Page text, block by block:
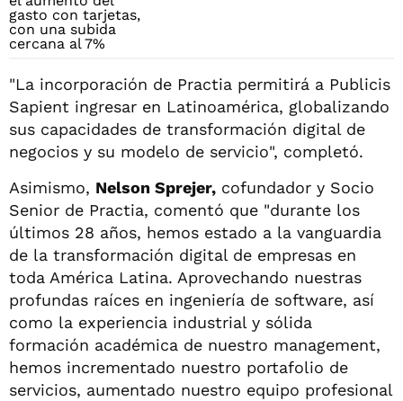
"La incorporación de Practia permitirá a Publicis
Sapient ingresar en Latinoamérica, globalizando
sus capacidades de transformación digital de
negocios y su modelo de servicio", completó.
Asimismo, Nelson Sprejer, cofundador y Socio
Senior de Practia, comentó que "durante los
últimos 28 años, hemos estado a la vanguardia
de la transformación digital de empresas en
toda América Latina. Aprovechando nuestras
profundas raíces en ingeniería de software, así
como la experiencia industrial y sólida
formación académica de nuestro management,
hemos incrementado nuestro portafolio de
servicios, aumentado nuestro equipo profesional